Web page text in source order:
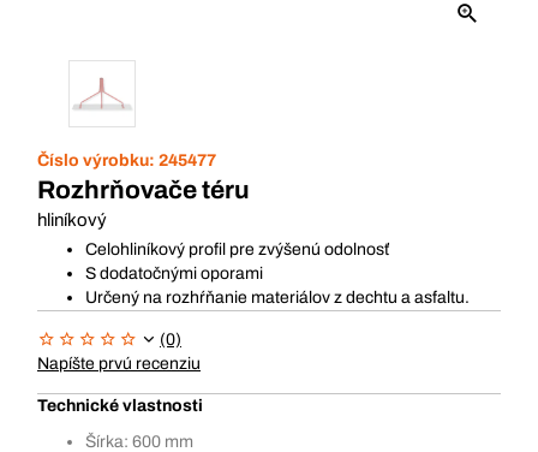
Číslo výrobku: 245477
Rozhrňovače téru
hliníkový
Celohliníkový profil pre zvýšenú odolnosť
S dodatočnými oporami
Určený na rozhŕňanie materiálov z dechtu a asfaltu.
(0)
Napíšte prvú recenziu
Technické vlastnosti
Šírka: 600 mm